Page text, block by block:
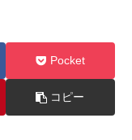
Pocket
コピー